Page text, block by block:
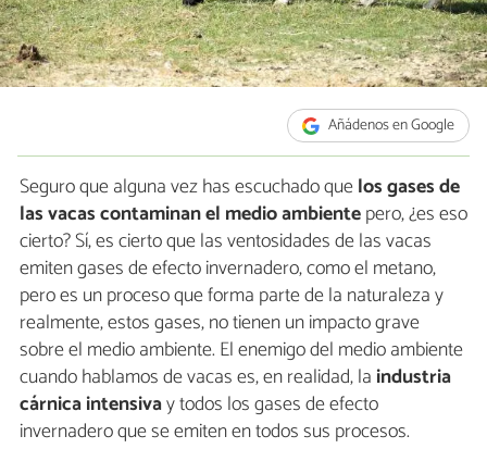
Añádenos en Google
Seguro que alguna vez has escuchado quelos gases de
las vacas contaminan el medio ambientepero, ¿es eso
cierto? Sí, es cierto que las ventosidades de las vacas
emiten gases de efecto invernadero, como el metano,
pero es un proceso que forma parte de la naturaleza y
realmente, estos gases, no tienen un impacto grave
sobre el medio ambiente. El enemigo del medio ambiente
cuando hablamos de vacas es, en realidad, la industria
cárnica intensivay todos los gases de efecto
invernadero que se emiten en todos sus procesos.